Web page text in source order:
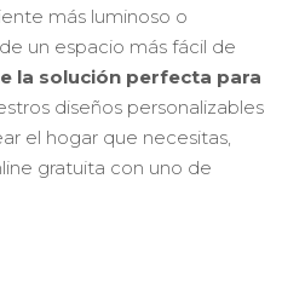
más luminoso o
un espacio más fácil de
la solución perfecta para
diseños personalizables
el hogar que necesitas,
gratuita con uno de